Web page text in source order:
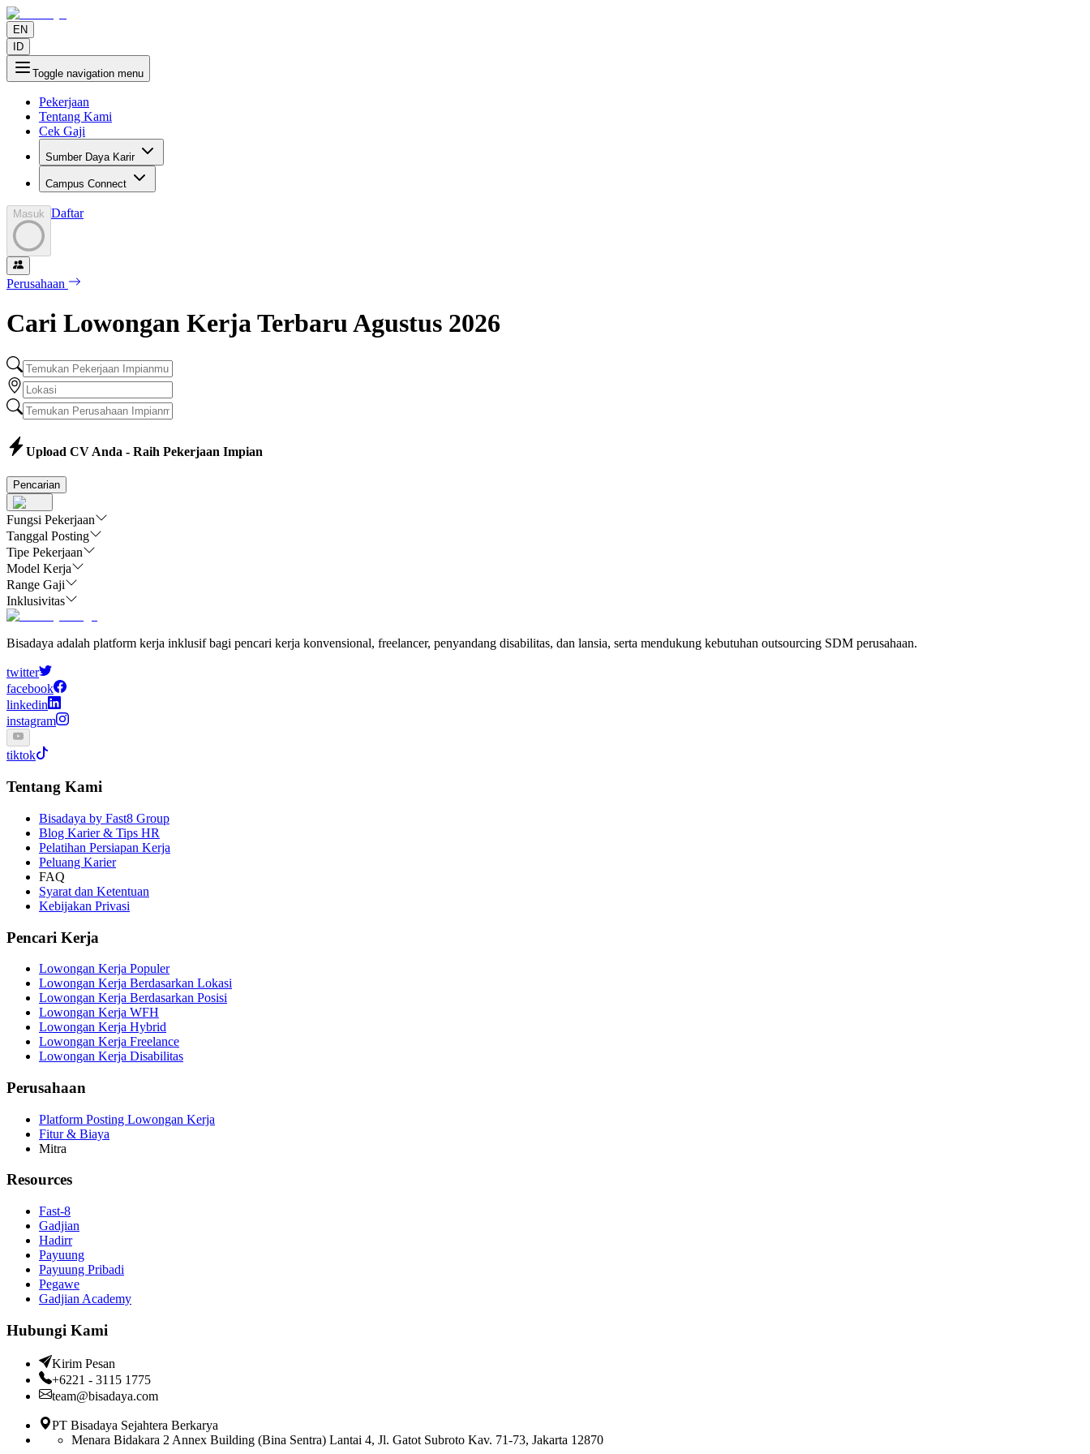
EN
ID
Toggle navigation menu
Pekerjaan
Tentang Kami
Cek Gaji
Sumber Daya Karir
Campus Connect
Masuk Daftar
Perusahaan
Cari Lowongan Kerja TerbaruAgustus 2026
Upload CV Anda - Raih Pekerjaan Impian
Pencarian
Fungsi Pekerjaan
Tanggal Posting
Tipe Pekerjaan
Model Kerja
Range Gaji
Inklusivitas
Bisadaya adalah platform kerja inklusif bagi pencari kerja konvensional, freelancer, penyandang disabilitas, dan lansia, serta mendukung kebutuhan outsourcing SDM perusahaan.
twitter
facebook
linkedin
instagram
tiktok
Tentang Kami
Bisadaya by Fast8 Group
Blog Karier & Tips HR
Pelatihan Persiapan Kerja
Peluang Karier
FAQ
Syarat dan Ketentuan
Kebijakan Privasi
Pencari Kerja
Lowongan Kerja Populer
Lowongan Kerja Berdasarkan Lokasi
Lowongan Kerja Berdasarkan Posisi
Lowongan Kerja WFH
Lowongan Kerja Hybrid
Lowongan Kerja Freelance
Lowongan Kerja Disabilitas
Perusahaan
Platform Posting Lowongan Kerja
Fitur & Biaya
Mitra
Resources
Fast-8
Gadjian
Hadirr
Payuung
Payuung Pribadi
Pegawe
Gadjian Academy
Hubungi Kami
Kirim Pesan
+6221 - 3115 1775
team@bisadaya.com
PT Bisadaya Sejahtera Berkarya
Menara Bidakara 2 Annex Building (Bina Sentra) Lantai 4, Jl. Gatot Subroto Kav. 71-73, Jakarta 12870